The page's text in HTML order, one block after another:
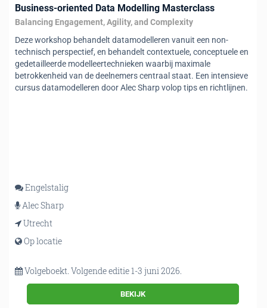
Business-oriented Data Modelling Masterclass
Balancing Engagement, Agility, and Complexity
Deze workshop behandelt datamodelleren vanuit een non-
technisch perspectief, en behandelt contextuele, conceptuele en
gedetailleerde modelleertechnieken waarbij maximale
betrokkenheid van de deelnemers centraal staat. Een intensieve
cursus datamodelleren door Alec Sharp volop tips en richtlijnen.
Engelstalig
Alec Sharp
Utrecht
Op locatie
Volgeboekt. Volgende editie 1-3 juni 2026.
BEKIJK